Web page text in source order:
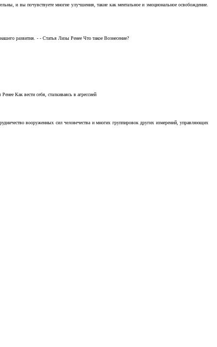
и вы почувствуете многие улучшения, такие как ментальное и эмоциональное освобождение.
развития. - - Статья Лизы Ренее Что такое Вознесение?
Как вести себя, сталкиваясь в агрессией
вооруженных сил человечества и многих группировок других измерений, управляющих